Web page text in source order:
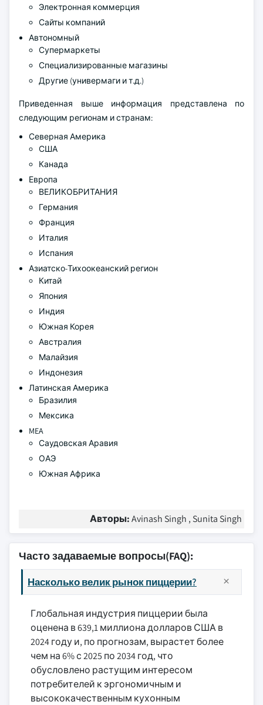
Электронная коммерция
Сайты компаний
Автономный
Супермаркеты
Специализированные магазины
Другие (универмаги и т.д.)
Приведенная выше информация представлена по
следующим регионам и странам:
Северная Америка
США
Канада
Европа
ВЕЛИКОБРИТАНИЯ
Германия
Франция
Италия
Испания
Азиатско-Тихоокеанский регион
Китай
Япония
Индия
Южная Корея
Австралия
Малайзия
Индонезия
Латинская Америка
Бразилия
Мексика
MEA
Саудовская Аравия
ОАЭ
Южная Африка
Авторы:Avinash Singh , Sunita Singh
Часто задаваемые вопросы(FAQ):
Насколько велик рынок пиццерии?
Глобальная индустрия пиццерии была
оценена в 639,1 миллиона долларов США в
2024 году и, по прогнозам, вырастет более
чем на 6% с 2025 по 2034 год, что
обусловлено растущим интересом
потребителей к эргономичным и
высококачественным кухонным